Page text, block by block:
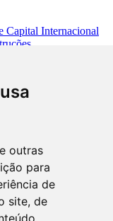
outras
para
de
site, de
Capital Internacional
Mobiliários
do SFN
Bancária
Nacional de
e